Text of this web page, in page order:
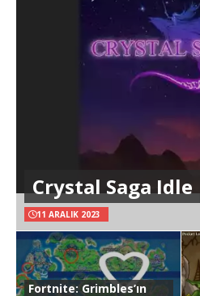
Crystal Saga Idle
11 ARALIK 2023
Fortnite: Grimbles’ın